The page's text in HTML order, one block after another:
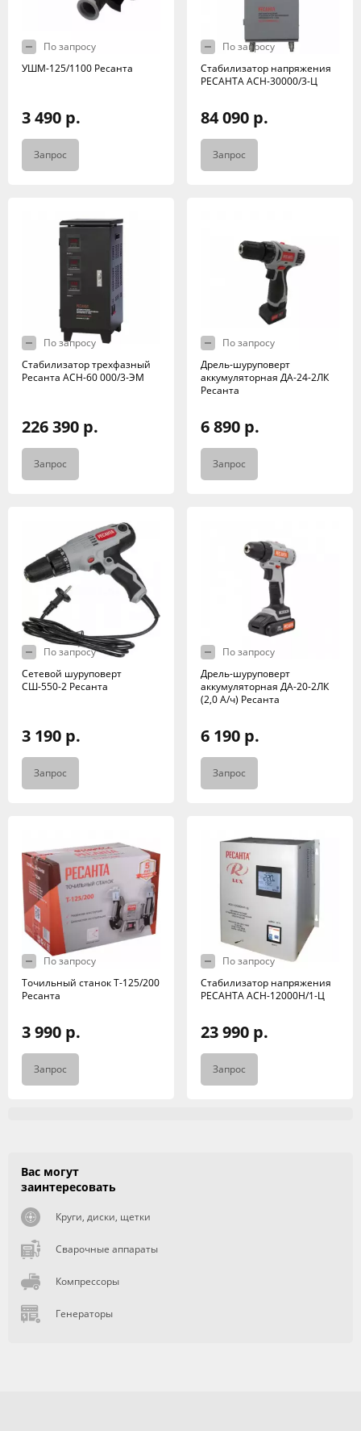
По запросу
УШМ-125/1100 Ресанта
3 490 р.
Запрос
По запросу
Стабилизатор напряжения
РЕСАНТА АСН-30000/3-Ц
84 090 р.
Запрос
По запросу
Стабилизатор трехфазный
Ресанта АСН-60 000/3-ЭМ
226 390 р.
Запрос
По запросу
Дрель-шуруповерт
аккумуляторная ДА-24-2ЛК
Ресанта
6 890 р.
Запрос
По запросу
Сетевой шуруповерт
СШ-550-2 Ресанта
3 190 р.
Запрос
По запросу
Дрель-шуруповерт
аккумуляторная ДА-20-2ЛК
(2,0 А/ч) Ресанта
6 190 р.
Запрос
По запросу
Точильный станок Т-125/200
Ресанта
3 990 р.
Запрос
По запросу
Стабилизатор напряжения
РЕСАНТА АСН-12000Н/1-Ц
23 990 р.
Запрос
Вас могут
заинтересовать
Круги, диски, щетки
Сварочные аппараты
Компрессоры
Генераторы